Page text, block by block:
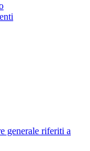
generale riferiti a